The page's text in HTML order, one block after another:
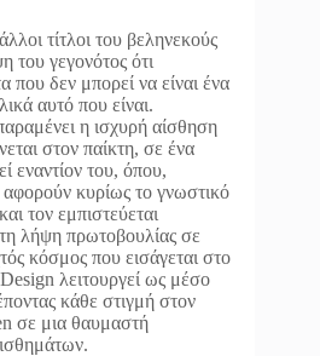
τίτλοι του βεληνεκούς
του γεγονότος ότι
δεν μπορεί να είναι ένα
αυτό που είναι.
η ισχυρή αίσθηση
στον παίκτη, σε ένα
εναντίον του, όπου,
κυρίως το γνωστικό
τον εμπιστεύεται
λήψη πρωτοβουλίας σε
κόσμος που εισάγεται στο
λειτουργεί ως μέσο
κάθε στιγμή στον
σε μια θαυμαστή